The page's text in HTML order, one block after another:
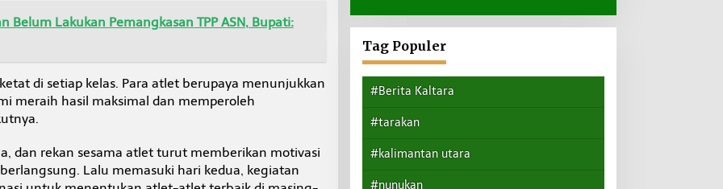
Belum Lakukan Pemangkasan TPP ASN, Bupati:
di setiap kelas. Para atlet berupaya menunjukkan
meraih hasil maksimal dan memperoleh
dan rekan sesama atlet turut memberikan motivasi
Lalu memasuki hari kedua, kegiatan
Tag Populer
#Berita Kaltara
#tarakan
#kalimantan utara
#nunukan